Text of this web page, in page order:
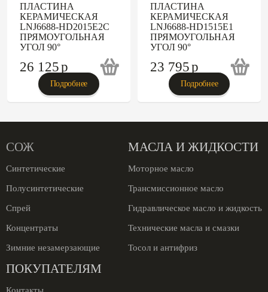
ПЛАСТИНА
КЕРАМИЧЕСКАЯ
LNJ6688-HD2015E2C
ПРЯМОУГОЛЬНАЯ
УГОЛ 90°
26 125p
Подробнее
ПЛАСТИНА
КЕРАМИЧЕСКАЯ
LNJ6688-HD1515E1
ПРЯМОУГОЛЬНАЯ
УГОЛ 90°
23 795p
Подробнее
СОЖ
Синтетические
Полусинтетические
Спрей
Концентраты
Зимние незамерзающие
МАСЛА И ЖИДКОСТИ
Моторное масло
Трансмиссионное масло
Гидравлическое масло и жидкость
Технические масла и смазки
Тосол и антифриз
ПОКУПАТЕЛЯМ
Контакты